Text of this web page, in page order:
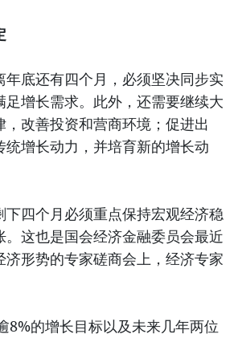
年底还有四个月，必须坚决同步实
足增长需求。此外，还需要继续大
，改善投资和营商环境；促进出
统增长动力，并培育新的增长动
下四个月必须重点保持宏观经济稳
。这也是国会经济金融委员会最近
济形势的专家磋商会上，经济专家
8%的增长目标以及未来几年两位